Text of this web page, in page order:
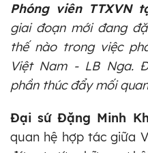
Phóng viên TTXVN
giai đoạn mới đang
thế nào trong việc
Việt Nam - LB Nga.
phần thúc đẩy mối
Đại sứ Đặng Minh
quan hệ hợp tác giữa